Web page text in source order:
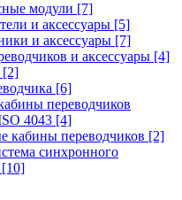
модули [7]
и аксессуары [5]
и аксессуары [7]
и аксессуары [4]
[2]
[6]
переводчиков
4043 [4]
кабины переводчиков [2]
синхронного
[10]